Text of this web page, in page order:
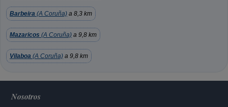
Barbeira (A Coruña) a 8,3 km
Mazaricos (A Coruña) a 9,8 km
Vilaboa (A Coruña) a 9,8 km
Nosotros